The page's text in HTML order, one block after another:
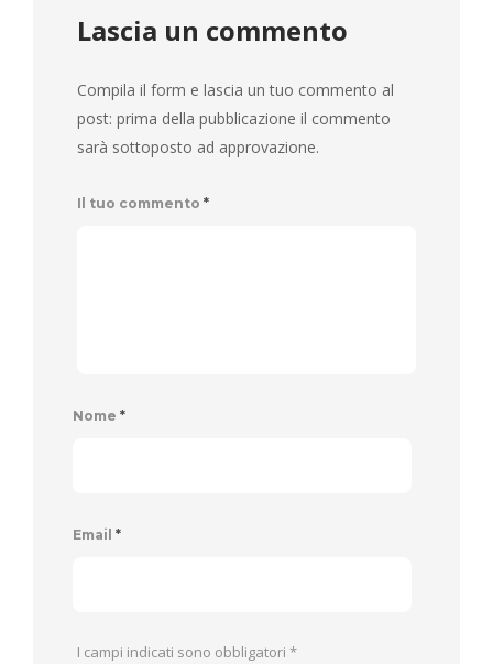
Lascia un commento
Compila il form e lascia un tuo commento al
post: prima della pubblicazione il commento
sarà sottoposto ad approvazione.
Il tuo commento *
Nome *
Email *
I campi indicati sono obbligatori *